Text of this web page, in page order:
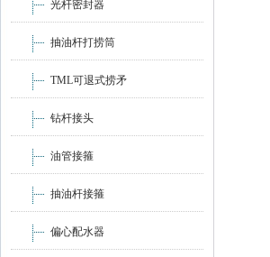
光杆密封器
抽油杆打捞筒
TML可退式捞矛
钻杆接头
油管接箍
抽油杆接箍
偏心配水器